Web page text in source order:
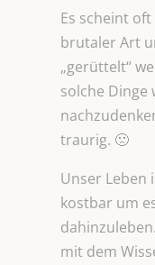
Es scheint
brutaler Art
„gerüttelt“
solche Dinge
traurig. 🙁
Unser Leben
kostbar um
mit dem